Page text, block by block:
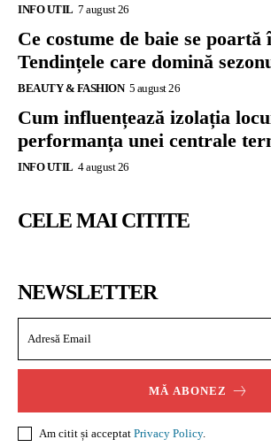
INFO UTIL 7 august 26
Ce costume de baie se poartă
Tendințele care domină
BEAUTY & FASHION 5 august 26
Cum influențează izolația
performanța unei centrale
INFO UTIL 4 august 26
CELE MAI CITITE
NEWSLETTER
MĂ ABONEZ
Am citit și acceptat Privacy Policy.